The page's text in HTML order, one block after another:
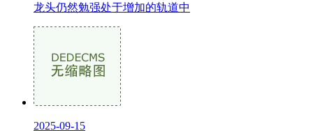
龙头仍然勉强处于增加的轨道中
2025-09-15